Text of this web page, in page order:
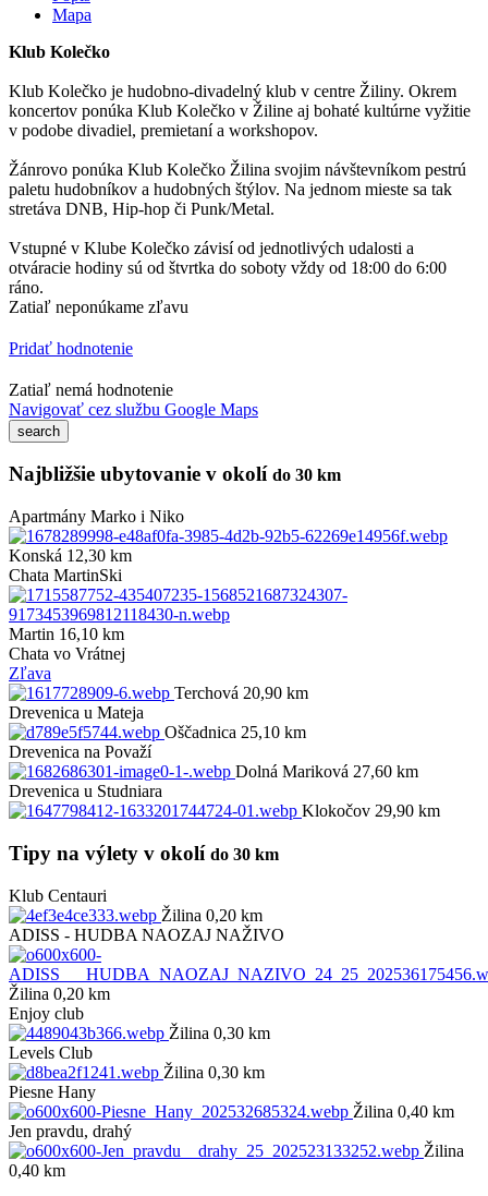
Mapa
Klub Kolečko
Klub Kolečko je hudobno-divadelný klub v centre Žiliny. Okrem
koncertov ponúka Klub Kolečko v Žiline aj bohaté kultúrne vyžitie
v podobe divadiel, premietaní a workshopov.
Žánrovo ponúka Klub Kolečko Žilina svojim návštevníkom pestrú
paletu hudobníkov a hudobných štýlov. Na jednom mieste sa tak
stretáva DNB, Hip-hop či Punk/Metal.
Vstupné v Klube Kolečko závisí od jednotlivých udalosti a
otváracie hodiny sú od štvrtka do soboty vždy od 18:00 do 6:00
ráno.
Zatiaľ neponúkame zľavu
Pridať hodnotenie
Zatiaľ nemá hodnotenie
Navigovať cez službu Google Maps
Najbližšie ubytovanie v okolí do 30 km
Apartmány Marko i Niko
Konská 12,30 km
Chata MartinSki
Martin 16,10 km
Chata vo Vrátnej
Zľava
Terchová 20,90 km
Drevenica u Mateja
Oščadnica 25,10 km
Drevenica na Považí
Dolná Mariková 27,60 km
Drevenica u Studniara
Klokočov 29,90 km
Tipy na výlety v okolí do 30 km
Klub Centauri
Žilina 0,20 km
ADISS - HUDBA NAOZAJ NAŽIVO
Žilina 0,20 km
Enjoy club
Žilina 0,30 km
Levels Club
Žilina 0,30 km
Piesne Hany
Žilina 0,40 km
Jen pravdu, drahý
Žilina
0,40 km